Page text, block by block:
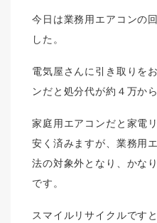
今日は業務用エアコンの
した。
電気屋さんに引き取りを
ンだと処分代が約４万か
家庭用エアコンだと家電
安く済みますが、業務用
法の対象外となり、かな
です。
スマイルリサイクルです